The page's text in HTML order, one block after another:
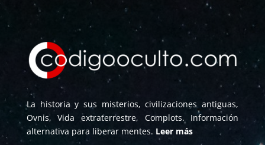
La historia y sus misterios, civilizaciones antiguas,
Ovnis, Vida extraterrestre, Complots. Información
alternativa para liberar mentes. Leer más